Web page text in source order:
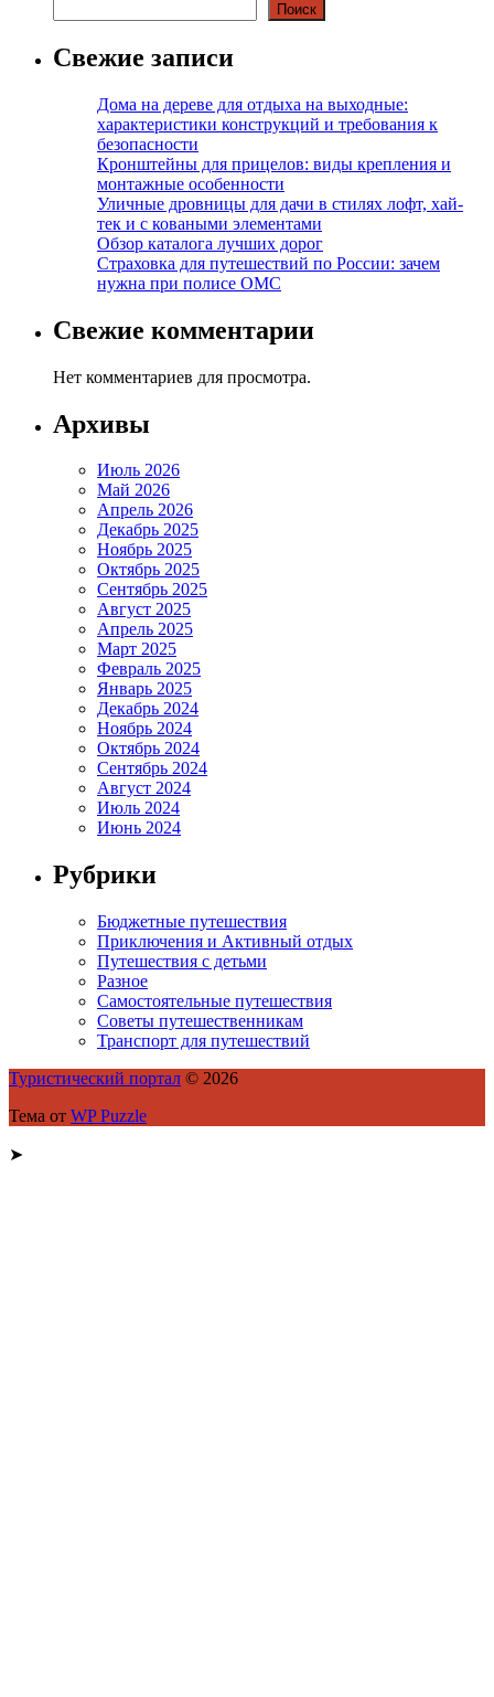
Поиск
Свежие записи
Дома на дереве для отдыха на выходные:
характеристики конструкций и требования к
безопасности
Кронштейны для прицелов: виды крепления и
монтажные особенности
Уличные дровницы для дачи в стилях лофт, хай-
тек и с коваными элементами
Обзор каталога лучших дорог
Страховка для путешествий по России: зачем
нужна при полисе ОМС
Свежие комментарии
Нет комментариев для просмотра.
Архивы
Июль 2026
Май 2026
Апрель 2026
Декабрь 2025
Ноябрь 2025
Октябрь 2025
Сентябрь 2025
Август 2025
Апрель 2025
Март 2025
Февраль 2025
Январь 2025
Декабрь 2024
Ноябрь 2024
Октябрь 2024
Сентябрь 2024
Август 2024
Июль 2024
Июнь 2024
Рубрики
Бюджетные путешествия
Приключения и Активный отдых
Путешествия с детьми
Разное
Самостоятельные путешествия
Советы путешественникам
Транспорт для путешествий
Туристический портал © 2026
Тема от WP Puzzle
➤